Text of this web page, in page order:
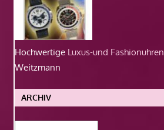
Hochwertige Luxus-und Fashionuhren
Weitzmann
ARCHIV